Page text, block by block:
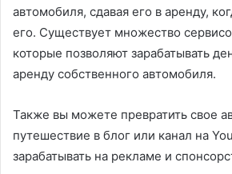
автомобиля, сдавая его в аренду,
его. Существует множество
которые позволяют зарабатывать
аренду собственного автомобиля.
Также вы можете превратить свое
путешествие в блог или канал на
зарабатывать на рекламе и